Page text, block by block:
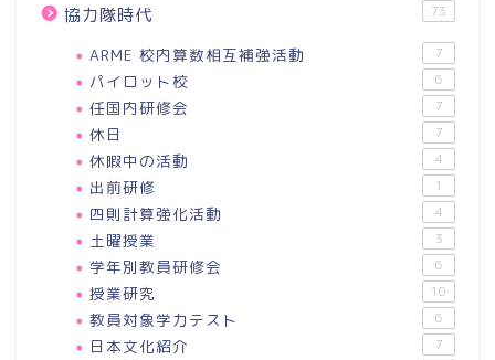
協力隊時代 73
ARME 校内算数相互補強活動 7
パイロット校 6
任国内研修会 7
休日 7
休暇中の活動 4
出前研修 1
四則計算強化活動 4
土曜授業 3
学年別教員研修会 6
授業研究 10
教員対象学力テスト 6
日本文化紹介 7